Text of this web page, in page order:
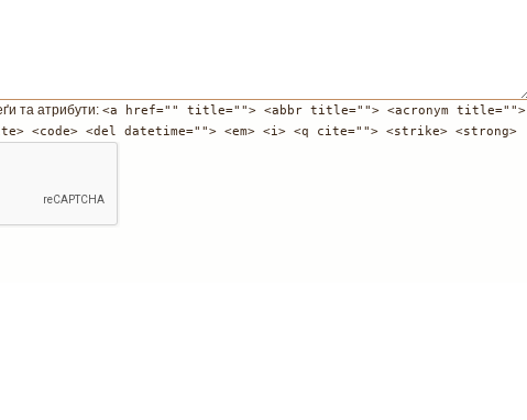
та атрибути: <a href="" title=""> <abbr title=""> <acronym title="">
<code> <del datetime=""> <em> <i> <q cite=""> <strike> <strong>